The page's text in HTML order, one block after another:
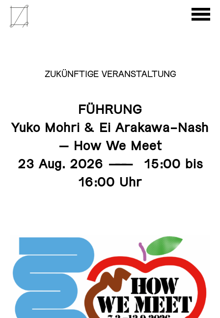
ZUKÜNFTIGE VERANSTALTUNG
FÜHRUNG
Yuko Mohri & Ei Arakawa-Nash
– How We Meet
23 Aug. 2026 ———
15:00 bis
16:00 Uhr